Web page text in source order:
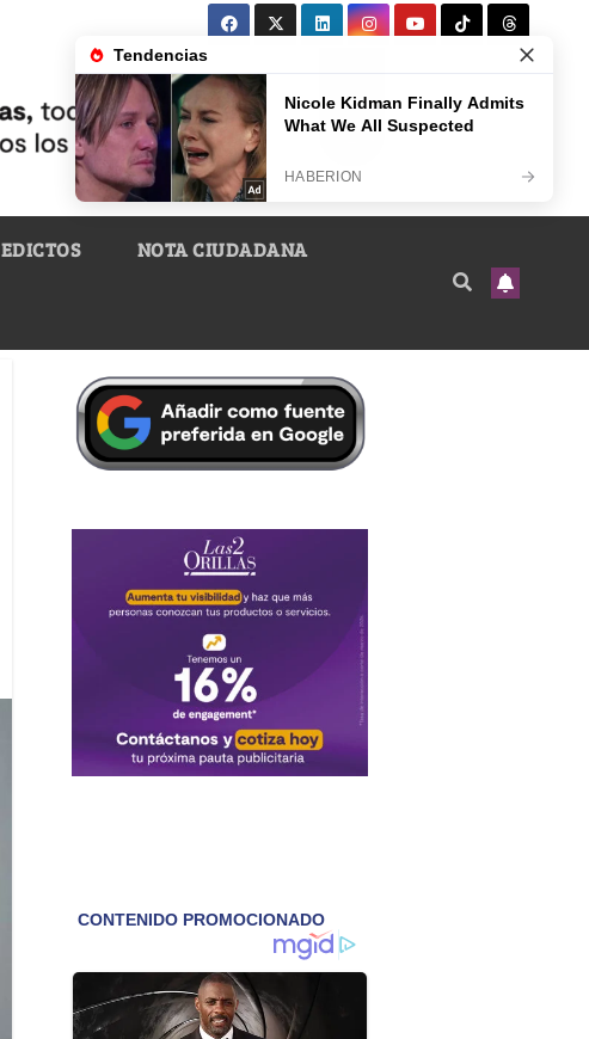
EDICTOS NOTA CIUDADANA